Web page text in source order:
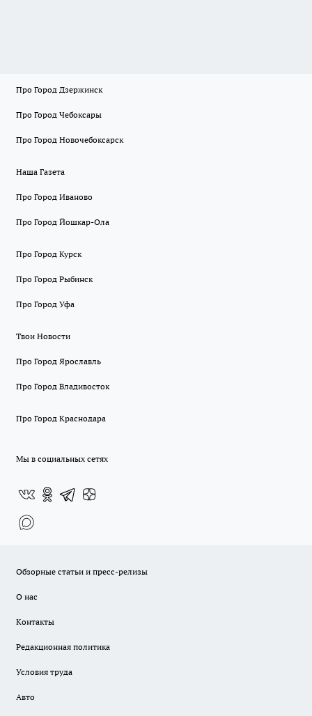
Про Город Дзержинск
Про Город Чебоксары
Про Город Новочебоксарск
Наша Газета
Про Город Иваново
Про Город Йошкар-Ола
Про Город Курск
Про Город Рыбинск
Про Город Уфа
Твои Новости
Про Город Ярославль
Про Город Владивосток
Про Город Краснодара
Мы в социальных сетях
Обзорные статьи и пресс-релизы
О нас
Контакты
Редакционная политика
Условия труда
Авто